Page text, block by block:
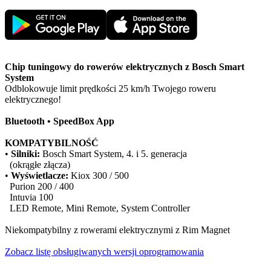
Chip tuningowy do rowerów elektrycznych z Bosch Smart
System
Odblokowuje limit prędkości 25 km/h Twojego roweru
elektrycznego!
Bluetooth • SpeedBox App
KOMPATYBILNOŚĆ
• Silniki: Bosch Smart System, 4. i 5. generacja
(okrągłe złącza)
• Wyświetlacze: Kiox 300 / 500
Purion 200 / 400
Intuvia 100
LED Remote, Mini Remote, System Controller
Niekompatybilny z rowerami elektrycznymi z Rim Magnet
Zobacz listę obsługiwanych wersji oprogramowania